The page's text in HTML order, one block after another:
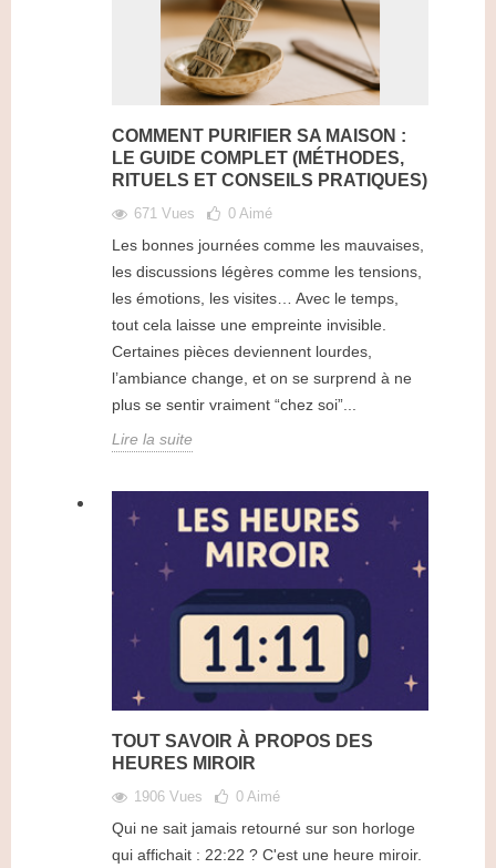
COMMENT PURIFIER SA MAISON :
LE GUIDE COMPLET (MÉTHODES,
RITUELS ET CONSEILS PRATIQUES)
671 Vues 0 Aimé
Les bonnes journées comme les mauvaises,
les discussions légères comme les tensions,
les émotions, les visites… Avec le temps,
tout cela laisse une empreinte invisible.
Certaines pièces deviennent lourdes,
l’ambiance change, et on se surprend à ne
plus se sentir vraiment “chez soi”...
Lire la suite
TOUT SAVOIR À PROPOS DES
HEURES MIROIR
1906 Vues 0 Aimé
Qui ne sait jamais retourné sur son horloge
qui affichait : 22:22 ? C'est une heure miroir.